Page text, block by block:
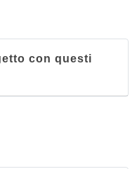
con questi